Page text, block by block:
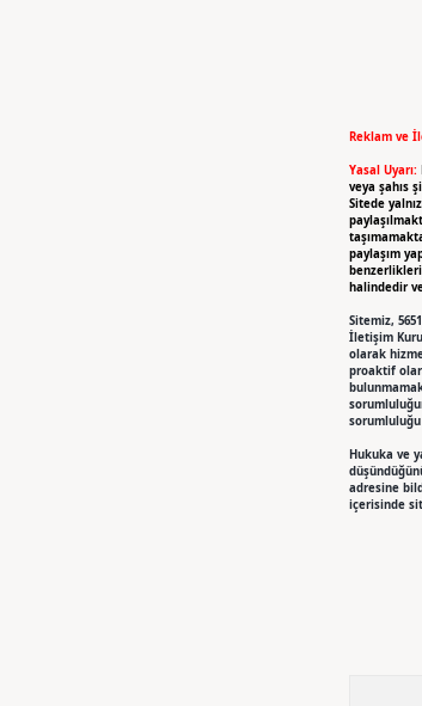
Reklam ve
Yasal Uyarı:
veya şahıs
Sitede
paylaşım
halindedir
Sitemiz,
İletişim
olarak
proaktif
sorumluluğu
Hukuka ve
adresine
içerisinde